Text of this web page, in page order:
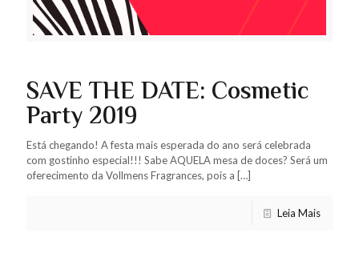
SAVE THE DATE: Cosmetic
Party 2019
Está chegando! A festa mais esperada do ano será celebrada
com gostinho especial!!! Sabe AQUELA mesa de doces? Será um
oferecimento da Vollmens Fragrances, pois a […]
Leia Mais